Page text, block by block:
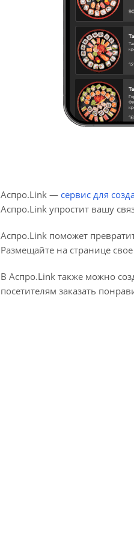
Аспро.Link — сервис для
Аспро.Link упростит вашу
Аспро.Link поможет
Размещайте на странице
В Аспро.Link также можно
посетителям заказать